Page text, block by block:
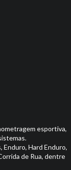
esportiva,
Enduro, Hard Enduro,
de Rua, dentre